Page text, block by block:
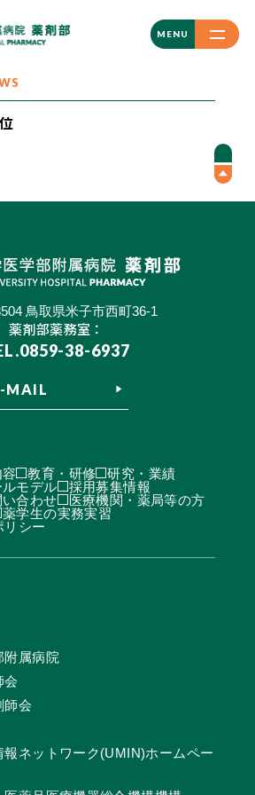
MENU
CLOSE
鳥取県米子市西町36-1
薬剤部薬務室：
38-6937
MAIL
教育・研修
研究・業績
ルモデル
採用募集情報
い合わせ
医療機関・薬局等の方
薬学生の実務実習
リシー
附属病院
会
師会
報ネットワーク(UMIN)ホームペー